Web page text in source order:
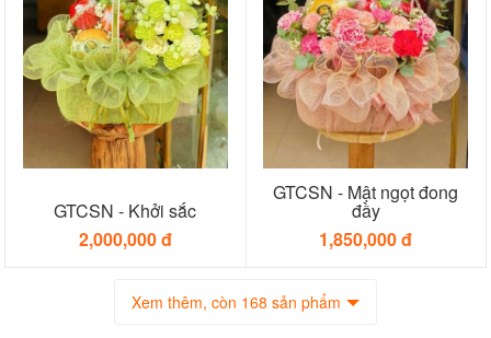
GTCSN - Khởi sắc
2,000,000 đ
GTCSN - Mật ngọt đong
đầy
1,850,000 đ
Xem thêm, còn 168 sản phẩm